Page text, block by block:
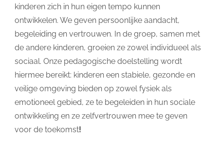
kinderen zich in hun eigen tempo kunnen
ontwikkelen. We geven persoonlijke aandacht,
begeleiding en vertrouwen. In de groep, samen met
de andere kinderen, groeien ze zowel individueel als
sociaal. Onze pedagogische doelstelling wordt
hiermee bereikt: kinderen een stabiele, gezonde en
veilige omgeving bieden op zowel fysiek als
emotioneel gebied, ze te begeleiden in hun sociale
ontwikkeling en ze zelfvertrouwen mee te geven
voor de toekomst!